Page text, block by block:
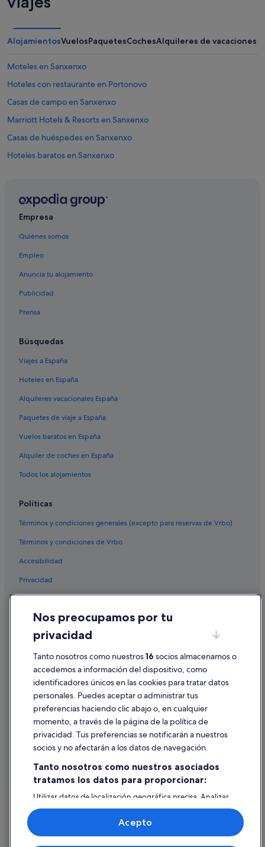
AlojamientosVuelosPaquetesCochesAlquileres de vacaciones
Moteles en Sanxenxo
Hoteles con restaurante en Portonovo
Casas de campo en Sanxenxo
Marriott Hotels & Resorts en Sanxenxo
Casas de huéspedes en Sanxenxo
Hoteles baratos en Sanxenxo
Residences en Portonovo
Paradores hoteles en Sanxenxo
Apartamentos en Sanxenxo
Hoteles para bodas en Sanxenxo
Hoteles de 5 estrellas en Sanxenxo
Hoteles románticos en Sanxenxo
Hoteles cerca de Playa de Silgar
Rusticae hoteles en Portonovo
Hoteles con bodega en Sanxenxo
Hoteles de golf en Sanxenxo
Pensiones en Sanxenxo
Hoteles con restaurante en Sanxenxo
Hoteles que aceptan mascotas en Portonovo
Hoteles de negocios en Sanxenxo
Pensiones en Adina
Casas privadas de vacaciones en Portonovo
Hoteles con bar en Sanxenxo
Hoteles para ir de compras en Sanxenxo
Chalets en Sanxenxo
Cabañas en Portonovo
Hoteles de golf en Portonovo
Hoteles de 3 estrellas en Sanxenxo
Albergues en Portonovo
Pensiones en Outeiro
Hoteles con piscina en Sanxenxo
Zenit hoteles en Sanxenxo
Casas barco en Sanxenxo
Portonovo hoteles
Hoteles con wifi en Sanxenxo
Empresa
Quiénes somos
Empleo
Anuncia tu alojamiento
Publicidad
Prensa
Búsquedas
Viajes a España
Hoteles en España
Alquileres vacacionales España
Paquetes de viaje a España
Vuelos baratos en España
Alquiler de coches en España
Todos los alojamientos
Políticas
Términos y condiciones generales (excepto para reservas de Vrbo)
Términos y condiciones de Vrbo
Accesibilidad
Privacidad
Condiciones de uso
Información legal/contacto
Pautas sobre el contenido y cómo denunciar contenido
Ayuda
Cancelar un vuelo
Cancelar una reserva de hotel o de un alquiler vacacional
Utilizar un cupón de Expedia
Documentos para viajes internacionales
Nos preocupamos por tu
privacidad
Tanto nosotros como nuestros16 socios almacenamos o
accedemos a información del dispositivo, como
identificadores únicos en las cookies para tratar datos
personales. Puedes aceptar o administrar tus
preferencias haciendo clic abajo o, en cualquier
momento, a través de la página de la política de
privacidad. Tus preferencias se notificarán a nuestros
socios y no afectarán a los datos de navegación.
Tanto nosotros como nuestros asociados
tratamos los datos para proporcionar:
Utilizar datos de localización geográfica precisa. Analizar
activamente las características del dispositivo para su
identificación. Almacenar la información en un dispositivo
y/o acceder a ella. Publicidad y contenido personalizados,
medición de publicidad y contenido, investigación de
Acepto